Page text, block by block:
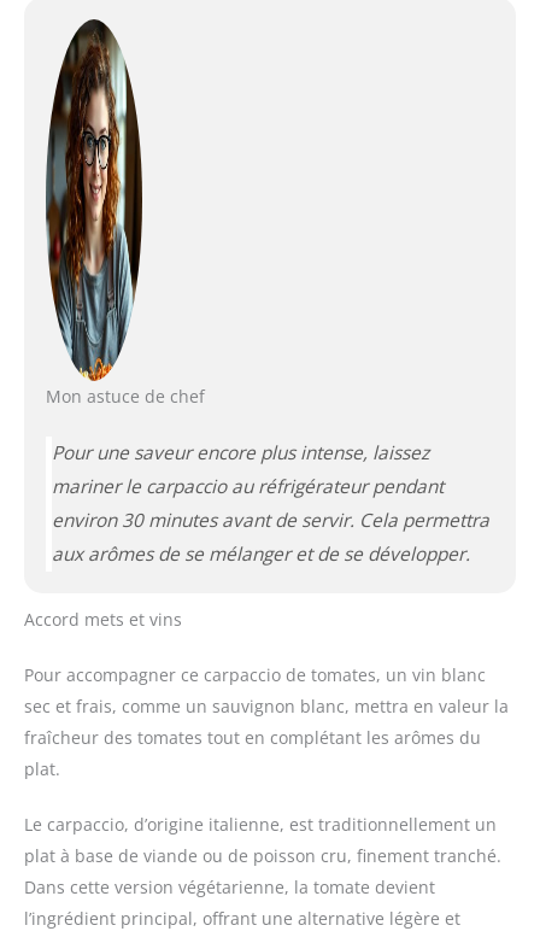
Mon astuce de chef
Pour une saveur encore plus intense, laissez
mariner le carpaccio au réfrigérateur pendant
environ 30 minutes avant de servir. Cela permettra
aux arômes de se mélanger et de se développer.
Accord mets et vins
Pour accompagner ce carpaccio de tomates, un vin blanc
sec et frais, comme un sauvignon blanc, mettra en valeur la
fraîcheur des tomates tout en complétant les arômes du
plat.
Le carpaccio, d’origine italienne, est traditionnellement un
plat à base de viande ou de poisson cru, finement tranché.
Dans cette version végétarienne, la tomate devient
l’ingrédient principal, offrant une alternative légère et